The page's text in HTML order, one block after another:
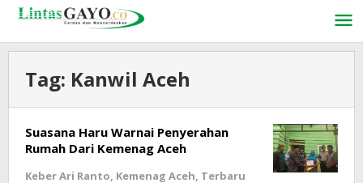
Lewati
konten
Tag: Kanwil Aceh
Suasana Haru Warnai Penyerahan
Rumah Dari Kemenag Aceh
Keber Ari Ranto, Kemenag Aceh, Terbaru